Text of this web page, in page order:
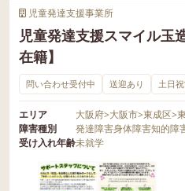
児童発達支援事業所
児童発達支援スマイル玉
在籍】
問い合わせ受付中 送迎あり 土日
エリア 大阪府>大阪市>東成区>
障害種別
発達障害身体障害知的障
受け入れ年齢未就学